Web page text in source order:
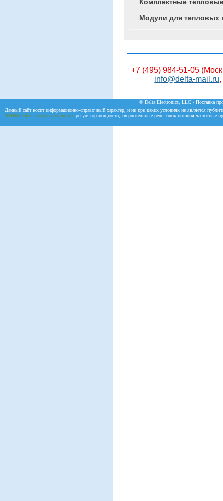
Комплектные
Модули для тепловых
+7 (495) 984-51-05
info@delta-mail.ru,
© Delta Electronics, LLC - Поставка
Данный сайт носит информационно-справочный характер, и ни при каких условиях не является
YOHO сайты. профессионально. регулятор мощности, твердотельные реле, блок питания частотные